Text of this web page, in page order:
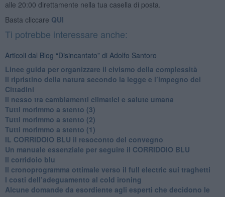
alle 20:00 direttamente nella tua casella di posta.
Basta cliccare QUI
Ti potrebbe interessare anche:
Articoli dal Blog “Disincantato” di Adolfo Santoro
​Linee guida per organizzare il civismo della complessità
​Il ripristino della natura secondo la legge e l’impegno dei
Cittadini
Il nesso tra cambiamenti climatici e salute umana
Tutti morimmo a stento (3)
Tutti morimmo a stento (2)
​Tutti morimmo a stento (1)
IL CORRIDOIO BLU il resoconto del convegno
Un manuale essenziale per seguire il CORRIDOIO BLU
Il corridoio blu
​Il cronoprogramma ottimale verso il full electric sui traghetti
​I costi dell’adeguamento al cold ironing
Alcune domande da esordiente agli esperti che decidono le